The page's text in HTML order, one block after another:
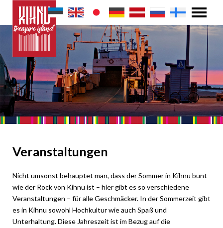
Veranstaltungen
Nicht umsonst behauptet man, dass der Sommer in Kihnu bunt
wie der Rock von Kihnu ist – hier gibt es so verschiedene
Veranstaltungen – für alle Geschmäcker. In der Sommerzeit gibt
es in Kihnu sowohl Hochkultur wie auch Spaß und
Unterhaltung. Diese Jahreszeit ist im Bezug auf die